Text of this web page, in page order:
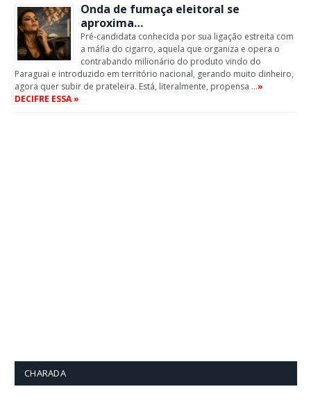
Onda de fumaça eleitoral se
aproxima…
Pré-candidata conhecida por sua ligação estreita com
a máfia do cigarro, aquela que organiza e opera o
contrabando milionário do produto vindo do
Paraguai e introduzido em território nacional, gerando muito dinheiro,
agora quer subir de prateleira. Está, literalmente, propensa …»
DECIFRE ESSA »
CHARADA